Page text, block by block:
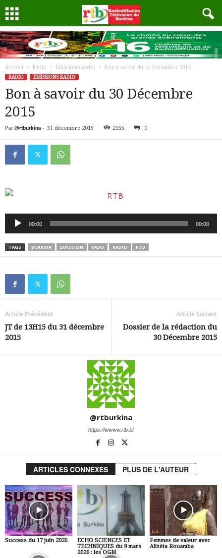
Accueil Radio Emissions radio
Bon à savoir du 30 Décembre 2015
RADIO
EMISSIONS RADIO
Bon à savoir du 30 Décembre
2015
Par @rtburkina - 31 décembre 2015 2155 0
Lecteur
audio
00:00 00:00
TAGS BURKINA EMISSION FASO RADIO RTB
Article Précédent
JT de 13H15 du 31 décembre
2015
Article Suivant
Dossier de la rédaction du
30 Décembre 2015
@rtburkina
https://wwww.rtb.bf
ARTICLES CONNEXES PLUS DE L'AUTEUR
Success du 17 juin 2026
ECHO SCIENCES ET
TECHNIQUES du 9 mars
2026 : les OGM
Femmes de valeur avec
Alizèta Rouamba